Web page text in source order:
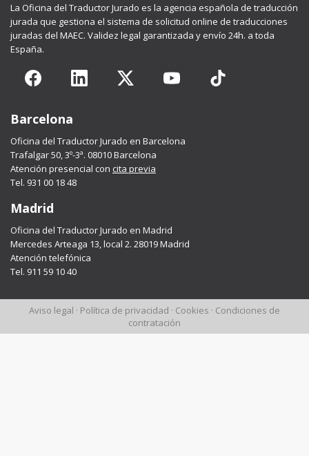
La Oficina del Traductor Jurado es la agencia española de traducción
jurada que gestiona el sistema de solicitud online de traducciones
juradas del MAEC. Validez legal garantizada y envío 24h. a toda
España.
Barcelona
Oficina del Traductor Jurado en Barcelona
Trafalgar 50, 3º-3ª. 08010 Barcelona
Atención presencial con cita previa
Tel. 931 00 18 48
Madrid
Oficina del Traductor Jurado en Madrid
Mercedes Arteaga 13, local 2. 28019 Madrid
Atención telefónica
Tel. 911 59 10 40
Aviso legal · Política de privacidad · Cookies · Condiciones de
contratación